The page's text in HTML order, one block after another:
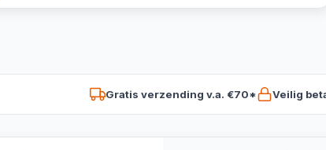
Gratis verzending v.a. €70* Veilig